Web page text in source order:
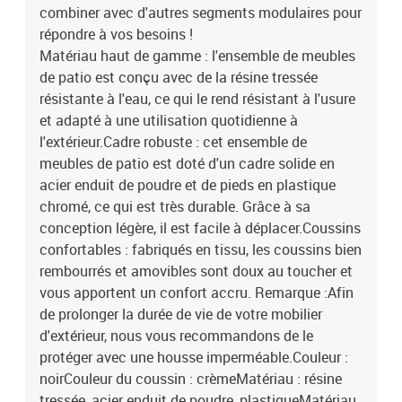
combiner avec d'autres segments modulaires pour
répondre à vos besoins !
Matériau haut de gamme : l'ensemble de meubles
de patio est conçu avec de la résine tressée
résistante à l'eau, ce qui le rend résistant à l'usure
et adapté à une utilisation quotidienne à
l'extérieur.Cadre robuste : cet ensemble de
meubles de patio est doté d'un cadre solide en
acier enduit de poudre et de pieds en plastique
chromé, ce qui est très durable. Grâce à sa
conception légère, il est facile à déplacer.Coussins
confortables : fabriqués en tissu, les coussins bien
rembourrés et amovibles sont doux au toucher et
vous apportent un confort accru. Remarque :Afin
de prolonger la durée de vie de votre mobilier
d'extérieur, nous vous recommandons de le
protéger avec une housse imperméable.Couleur :
noirCouleur du coussin : crèmeMatériau : résine